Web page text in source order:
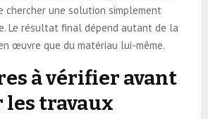
chercher une solution simplement
Le résultat final dépend autant de la
œuvre que du matériau lui-même.
à vérifier avant
les travaux